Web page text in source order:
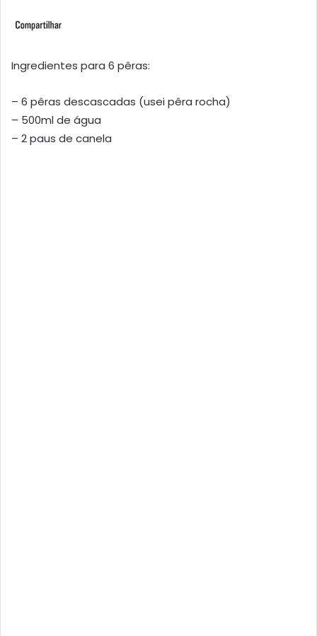
Ingredientes para 6 pêras:
– 6 pêras descascadas (usei pêra rocha)
– 500ml de água
– 2 paus de canela